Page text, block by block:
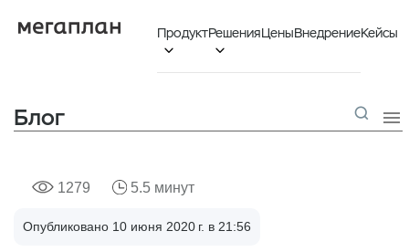
Продукт

Решения

ЦеныВнедрениеКейсы
Блог 
1279 5.5 минут
Опубликовано 10 июня 2020 г. в 21:56